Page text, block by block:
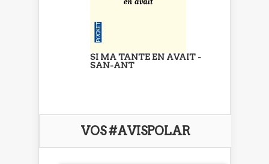
SI MA TANTE EN AVAIT -
SAN-ANT
VOS #AVISPOLAR